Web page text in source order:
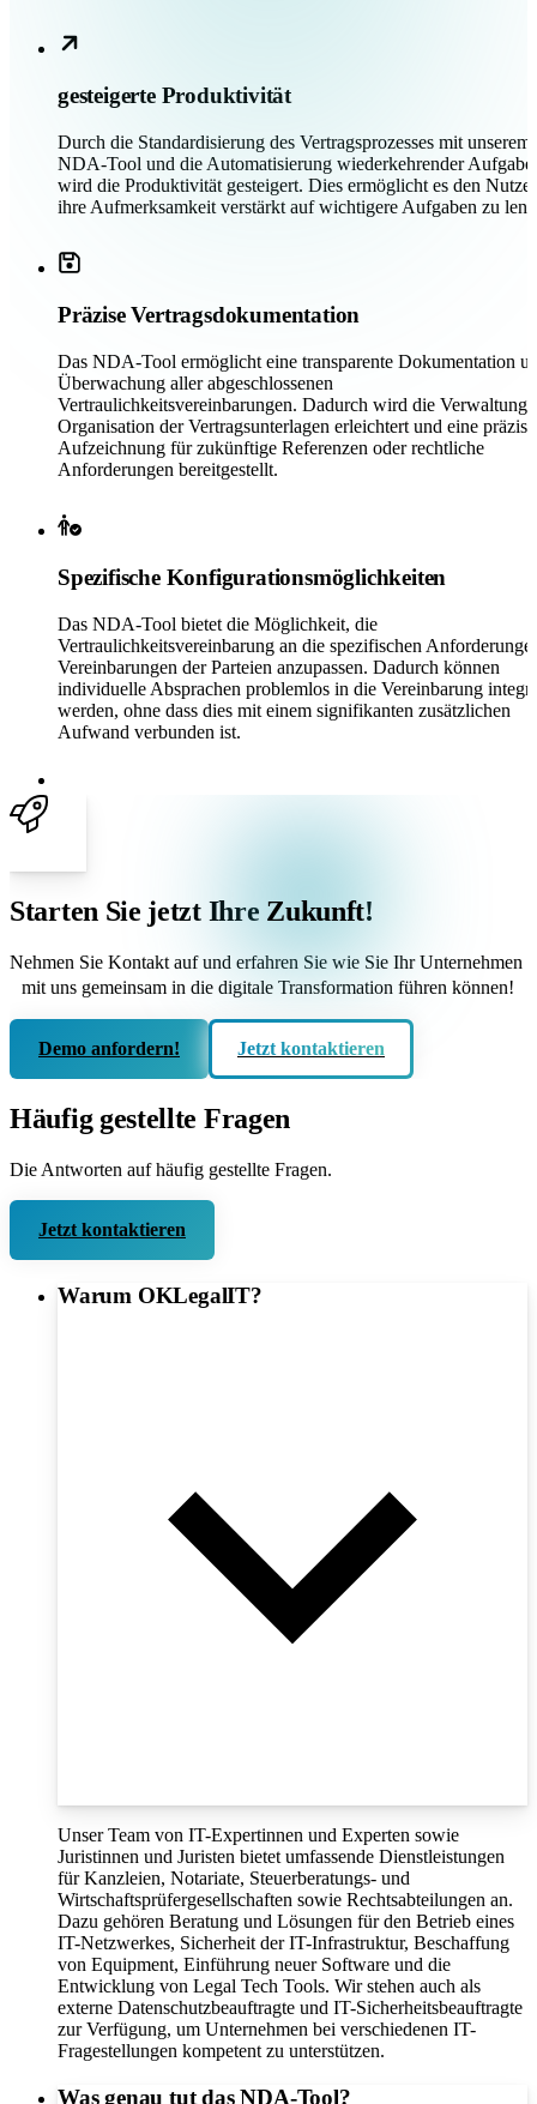
gesteigerte Produktivität
Durch die Standardisierung des Vertragsprozesses mit unserem
NDA-Tool und die Automatisierung wiederkehrender
wird die Produktivität gesteigert. Dies ermöglicht es den
ihre Aufmerksamkeit verstärkt auf wichtigere Aufgaben zu
Präzise Vertragsdokumentation
Das NDA-Tool ermöglicht eine transparente Dokumentation
Überwachung aller abgeschlossenen
Vertraulichkeitsvereinbarungen. Dadurch wird die Verwaltung
Organisation der Vertragsunterlagen erleichtert und eine präzise
Aufzeichnung für zukünftige Referenzen oder rechtliche
Anforderungen bereitgestellt.
Spezifische Konfigurationsmöglichkeiten
Das NDA-Tool bietet die Möglichkeit, die
Vertraulichkeitsvereinbarung an die spezifischen
Vereinbarungen der Parteien anzupassen. Dadurch können
individuelle Absprachen problemlos in die Vereinbarung
werden, ohne dass dies mit einem signifikanten zusätzlichen
Aufwand verbunden ist.
Starten Sie jetzt Ihre Zukunft!
Nehmen Sie Kontakt auf und erfahren Sie wie Sie Ihr Unternehmen
mit uns gemeinsam in die digitale Transformation führen können!
Demo anfordern! Jetzt kontaktieren
Häufig gestellte Fragen
Die Antworten auf häufig gestellte Fragen.
Jetzt kontaktieren
Warum OKLegalIT?
Unser Team von IT-Expertinnen und Experten sowie
Juristinnen und Juristen bietet umfassende Dienstleistungen
für Kanzleien, Notariate, Steuerberatungs- und
Wirtschaftsprüfergesellschaften sowie Rechtsabteilungen an.
Dazu gehören Beratung und Lösungen für den Betrieb eines
IT-Netzwerkes, Sicherheit der IT-Infrastruktur, Beschaffung
von Equipment, Einführung neuer Software und die
Entwicklung von Legal Tech Tools. Wir stehen auch als
externe Datenschutzbeauftragte und IT-Sicherheitsbeauftragte
zur Verfügung, um Unternehmen bei verschiedenen IT-
Fragestellungen kompetent zu unterstützen.
Was genau tut das NDA-Tool?